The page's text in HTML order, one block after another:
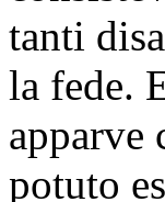
tanti
la fede.
apparve
potuto